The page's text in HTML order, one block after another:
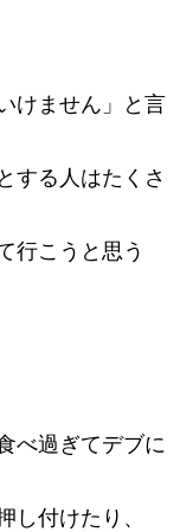
けません」と言
する人はたくさ
行こうと思う
べ過ぎてデブに
し付けたり、